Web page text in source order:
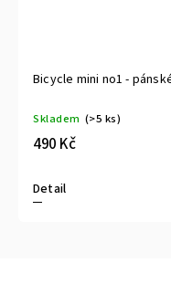
Bicycle mini no1 -
Skladem (>5 ks)
490 Kč
Detail